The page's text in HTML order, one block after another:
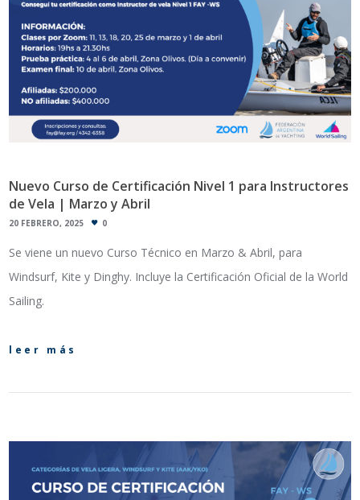
Nuevo Curso de Certificación Nivel 1 para Instructores
de Vela | Marzo y Abril
20 FEBRERO, 2025 0
Se viene un nuevo Curso Técnico en Marzo & Abril, para
Windsurf, Kite y Dinghy. Incluye la Certificación Oficial de la World
Sailing.
leer más